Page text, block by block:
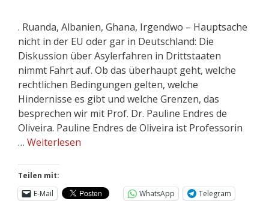
. Ruanda, Albanien, Ghana, Irgendwo – Hauptsache
nicht in der EU oder gar in Deutschland: Die
Diskussion über Asylerfahren in Drittstaaten
nimmt Fahrt auf. Ob das überhaupt geht, welche
rechtlichen Bedingungen gelten, welche
Hindernisse es gibt und welche Grenzen, das
besprechen wir mit Prof. Dr. Pauline Endres de
Oliveira. Pauline Endres de Oliveira ist Professorin
… Weiterlesen
Teilen mit:
E-Mail
WhatsApp
Telegram